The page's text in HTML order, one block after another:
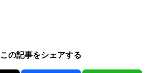
この記事をシェアする